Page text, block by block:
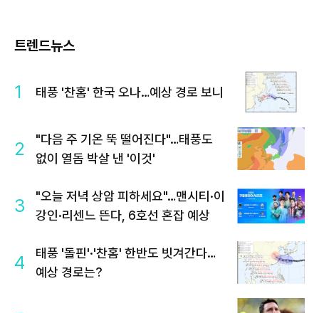
트렌드뉴스
1 태풍 '찬홈' 한국 오나…예상 경로 보니
2
"다음 주 기온 뚝 떨어진다"…태풍도
없이 열돔 박살 낸 '이것'
3
"오늘 저녁 상암 피하세요"…맨시티·이
강인·리센느 뜬다, 6호선 혼잡 예상
4
태풍 '돌핀'·'찬홈' 한반도 빗겨간다…
예상 경로는?